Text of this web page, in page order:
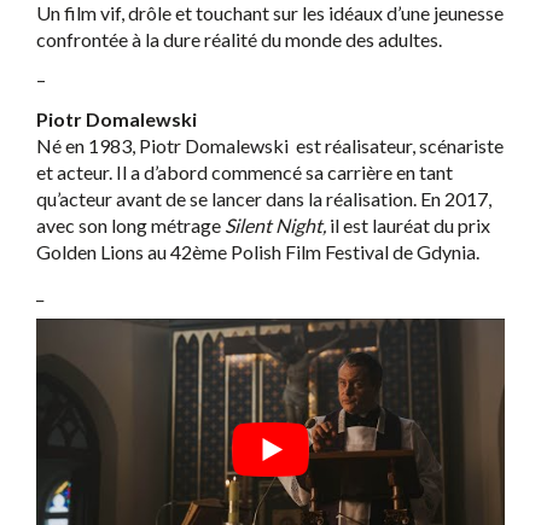
Un film vif, drôle et touchant sur les idéaux d’une jeunesse
confrontée à la dure réalité du monde des adultes.
–
Piotr Domalewski
Né en 1983, Piotr Domalewski est réalisateur, scénariste
et acteur. Il a d’abord commencé sa carrière en tant
qu’acteur avant de se lancer dans la réalisation. En 2017,
avec son long métrage Silent Night, il est lauréat du prix
Golden Lions au 42ème Polish Film Festival de Gdynia.